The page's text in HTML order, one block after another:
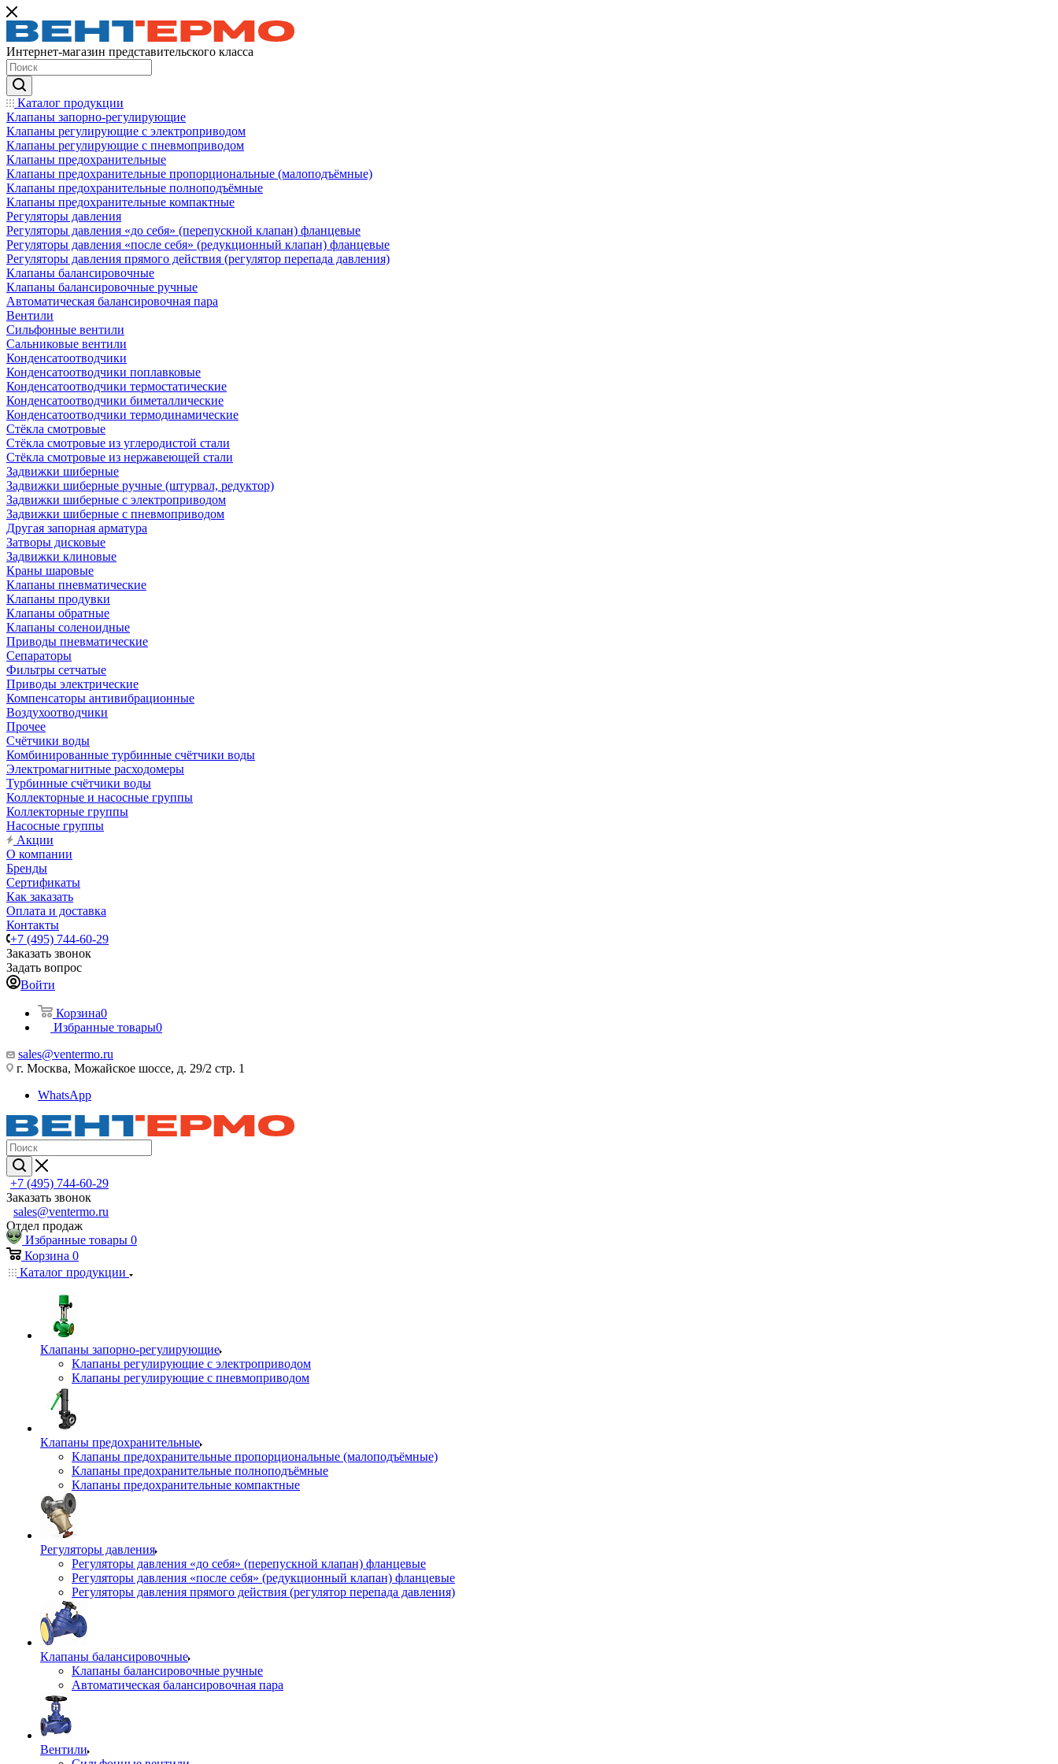
Интернет-магазин представительского класса
Каталог продукции
Клапаны запорно-регулирующие
Клапаны регулирующие с электроприводом
Клапаны регулирующие с пневмоприводом
Клапаны предохранительные
Клапаны предохранительные пропорциональные (малоподъёмные)
Клапаны предохранительные полноподъёмные
Клапаны предохранительные компактные
Регуляторы давления
Регуляторы давления «до себя» (перепускной клапан) фланцевые
Регуляторы давления «после себя» (редукционный клапан) фланцевые
Регуляторы давления прямого действия (регулятор перепада давления)
Клапаны балансировочные
Клапаны балансировочные ручные
Автоматическая балансировочная пара
Вентили
Сильфонные вентили
Сальниковые вентили
Конденсатоотводчики
Конденсатоотводчики поплавковые
Конденсатоотводчики термостатические
Конденсатоотводчики биметаллические
Конденсатоотводчики термодинамические
Стёкла смотровые
Стёкла смотровые из углеродистой стали
Стёкла смотровые из нержавеющей стали
Задвижки шиберные
Задвижки шиберные ручные (штурвал, редуктор)
Задвижки шиберные с электроприводом
Задвижки шиберные с пневмоприводом
Другая запорная арматура
Затворы дисковые
Задвижки клиновые
Краны шаровые
Клапаны пневматические
Клапаны продувки
Клапаны обратные
Клапаны соленоидные
Приводы пневматические
Сепараторы
Фильтры сетчатые
Приводы электрические
Компенсаторы антивибрационные
Воздухоотводчики
Прочее
Счётчики воды
Комбинированные турбинные счётчики воды
Электромагнитные расходомеры
Турбинные счётчики воды
Коллекторные и насосные группы
Коллекторные группы
Насосные группы
Акции
О компании
Бренды
Сертификаты
Как заказать
Оплата и доставка
Контакты
+7 (495) 744-60-29
Заказать звонок
Задать вопрос
Войти
Корзина0
Избранные товары0
sales@ventermo.ru
г. Москва, Можайское шоссе, д. 29/2 стр. 1
WhatsApp
+7 (495) 744-60-29
Заказать звонок
sales@ventermo.ru
Отдел продаж
Избранные товары 0
Корзина 0
Каталог продукции
Клапаны запорно-регулирующие
Клапаны регулирующие с электроприводом
Клапаны регулирующие с пневмоприводом
Клапаны предохранительные
Клапаны предохранительные пропорциональные (малоподъёмные)
Клапаны предохранительные полноподъёмные
Клапаны предохранительные компактные
Регуляторы давления
Регуляторы давления «до себя» (перепускной клапан) фланцевые
Регуляторы давления «после себя» (редукционный клапан) фланцевые
Регуляторы давления прямого действия (регулятор перепада давления)
Клапаны балансировочные
Клапаны балансировочные ручные
Автоматическая балансировочная пара
Вентили